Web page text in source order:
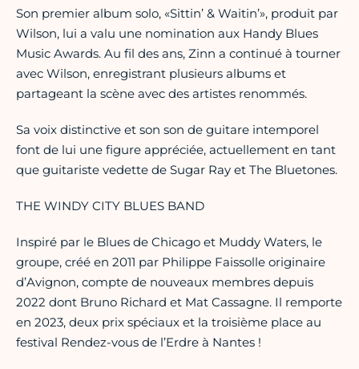
Son premier album solo, «Sittin’ & Waitin’», produit par
Wilson, lui a valu une nomination aux Handy Blues
Music Awards. Au fil des ans, Zinn a continué à tourner
avec Wilson, enregistrant plusieurs albums et
partageant la scène avec des artistes renommés.
Sa voix distinctive et son son de guitare intemporel
font de lui une figure appréciée, actuellement en tant
que guitariste vedette de Sugar Ray et The Bluetones.
THE WINDY CITY BLUES BAND
Inspiré par le Blues de Chicago et Muddy Waters, le
groupe, créé en 2011 par Philippe Faissolle originaire
d’Avignon, compte de nouveaux membres depuis
2022 dont Bruno Richard et Mat Cassagne. Il remporte
en 2023, deux prix spéciaux et la troisième place au
festival Rendez-vous de l’Erdre à Nantes !